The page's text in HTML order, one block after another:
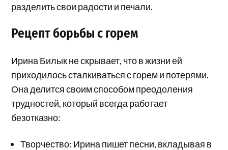
разделить свои радости и печали.
Рецепт борьбы с горем
Ирина Билык не скрывает, что в жизни ей
приходилось сталкиваться с горем и потерями.
Она делится своим способом преодоления
трудностей, который всегда работает
безотказно:
Творчество: Ирина пишет песни, вкладывая в